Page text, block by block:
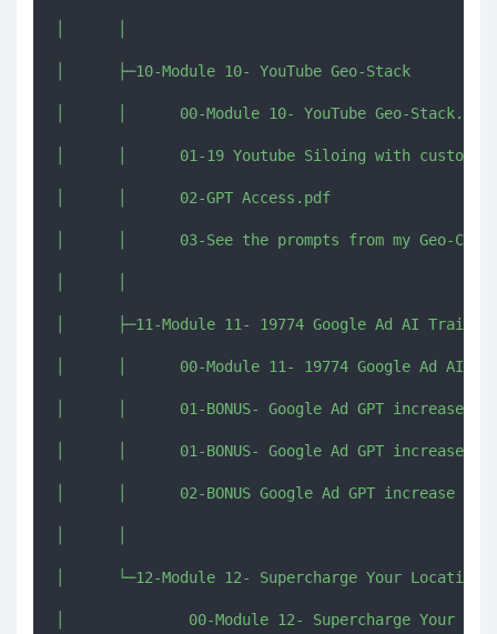
│      ├─10-Module 10- YouTube Geo-Stack
│      │      00-Module 10- YouTube Geo-Stack.pdf
│      │      01-19 Youtube Siloing with custom
│      │      02-GPT Access.pdf
│      │      03-See the prompts from my Geo-
│      ├─11-Module 11- 19774 Google Ad AI
│      │      00-Module 11- 19774 Google Ad AI
│      │      01-BONUS- Google Ad GPT increase
│      │      01-BONUS- Google Ad GPT increase
│      │      02-BONUS Google Ad GPT increase
│      └─12-Module 12- Supercharge Your Location
│              00-Module 12- Supercharge Your